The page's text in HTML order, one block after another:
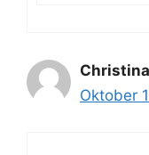
Christina
Oktober